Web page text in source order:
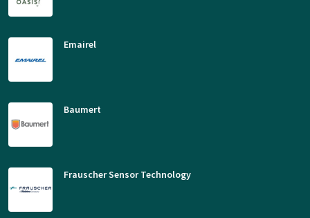
Emairel
Baumert
Frauscher Sensor Technology